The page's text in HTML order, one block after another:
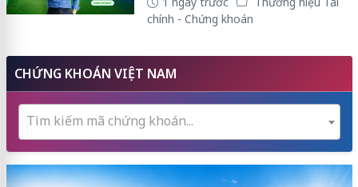
chính - Chứng khoán
CHỨNG KHOÁN VIỆT NAM
Tìm kiếm mã chứng khoán...